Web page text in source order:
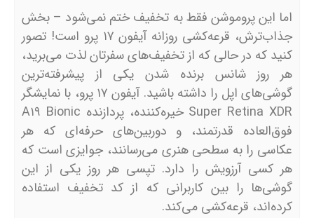
اما این پروموشن فقط به تخفیف ختم نمی‌شود – بخش
جذاب‌ترش، قرعه‌کشی روزانه آیفون ۱۷ پرو است! تصور
کنید که در حالی که از تخفیف‌های سفرتان لذت می‌برید،
هر روز شانس برنده شدن یکی از پیشرفته‌ترین
گوشی‌های اپل را داشته باشید. آیفون ۱۷ پرو، با نمایشگر
Super Retina XDR خیره‌کننده، پردازنده A۱۹ Bionic
فوق‌العاده قدرتمند، و دوربین‌های حرفه‌ای که هر
عکاسی را به سطحی هنری می‌رسانند، جوایزی است که
هر کسی آرزویش را دارد. تپسی هر روز یکی از این
گوشی‌ها را بین کاربرانی که از کد تخفیف استفاده
کرده‌اند، قرعه‌کشی می‌کند.